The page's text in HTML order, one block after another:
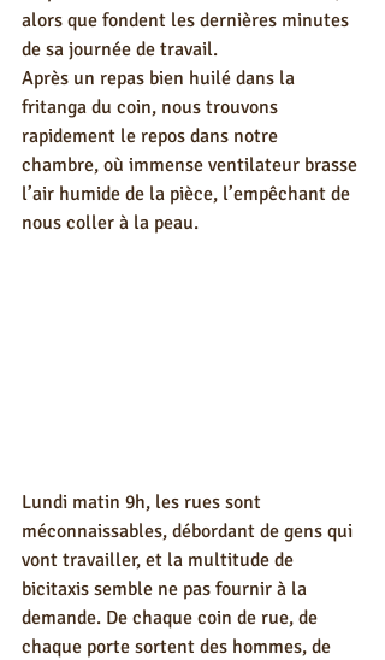
alors que fondent les dernières minutes
de sa journée de travail.
Après un repas bien huilé dans la
fritanga du coin, nous trouvons
rapidement le repos dans notre
chambre, où immense ventilateur brasse
l’air humide de la pièce, l’empêchant de
nous coller à la peau.
Lundi matin 9h, les rues sont
méconnaissables, débordant de gens qui
vont travailler, et la multitude de
bicitaxis semble ne pas fournir à la
demande. De chaque coin de rue, de
chaque porte sortent des hommes, de